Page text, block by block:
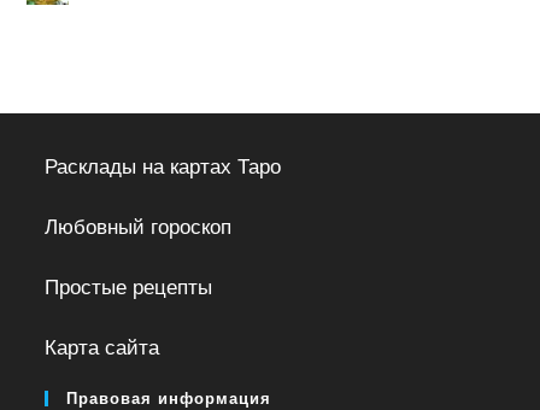
Расклады на картах Таро
Любовный гороскоп
Простые рецепты
Карта сайта
Правовая информация